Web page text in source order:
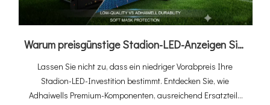
Warum preisgünstige Stadion-LED-Anzeigen Sie mehr kosten: Der Adhaiwell-Wertvorteil
Lassen Sie nicht zu, dass ein niedriger Vorabpreis Ihre
Stadion-LED-Investition bestimmt. Entdecken Sie, wie
Adhaiwells Premium-Komponenten, ausreichend Ersatzteile